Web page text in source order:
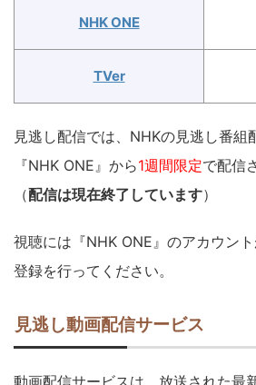
NHK ONE
TVer
見逃し配信では、NHKの見逃し番組
『NHK ONE』から1週間限定で配信
（配信は現在終了しています）
視聴には『NHK ONE』のアカウン
登録を行ってください。
見逃し動画配信サービス
動画配信サービスは、放送された最